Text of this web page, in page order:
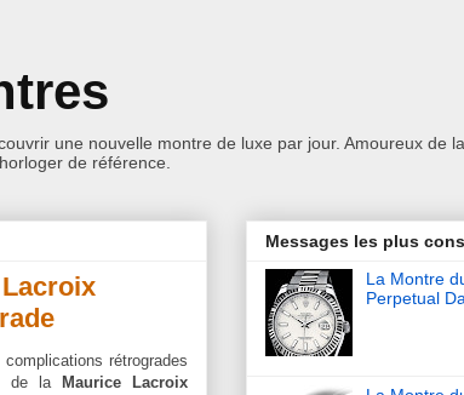
une nouvelle montre de luxe par jour. Amoureux de
de référence.
rétrogrades
de la
Maurice Lacroix
Messages les plus
La Montre
Perpetual